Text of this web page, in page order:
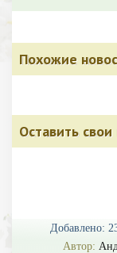
Добавлено:
Автор:
Похожие
Оставить